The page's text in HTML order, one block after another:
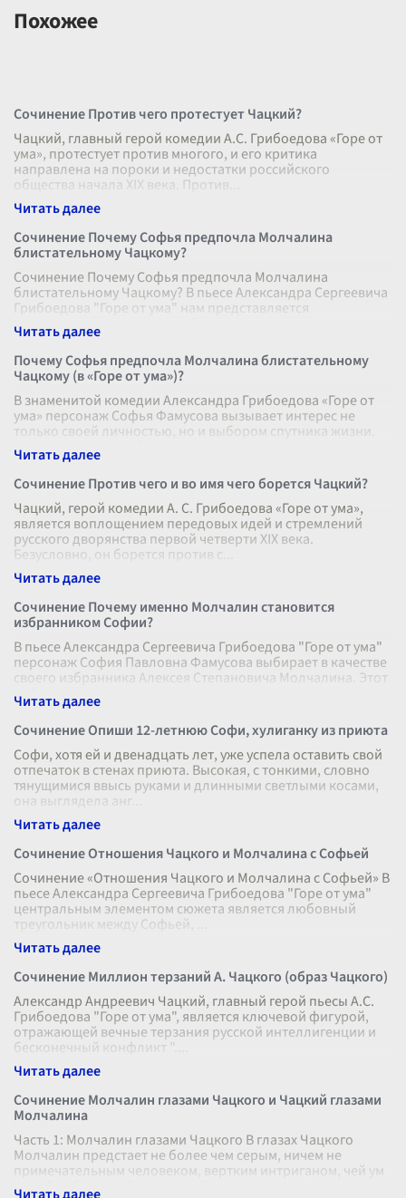
Похожее
Сочинение Против чего протестует Чацкий?
Чацкий, главный герой комедии А.С. Грибоедова «Горе от
ума», протестует против многого, и его критика
направлена на пороки и недостатки российского
общества начала XIX века. Против
Сочинение Почему Софья предпочла Молчалина
блистательному Чацкому?
Сочинение Почему Софья предпочла Молчалина
блистательному Чацкому? В пьесе Александра Сергеевича
Грибоедова "Горе от ума" нам представляется
захватывающая и многослойная драма, в
Почему Софья предпочла Молчалина блистательному
Чацкому (в «Горе от ума»)?
В знаменитой комедии Александра Грибоедова «Горе от
ума» персонаж Софья Фамусова вызывает интерес не
только своей личностью, но и выбором спутника жизни.
На протяжении всей пьесы н
Сочинение Против чего и во имя чего борется Чацкий?
Чацкий, герой комедии А. С. Грибоедова «Горе от ума»,
является воплощением передовых идей и стремлений
русского дворянства первой четверти XIX века.
Безусловно, он борется против с
Сочинение Почему именно Молчалин становится
избранником Софии?
В пьесе Александра Сергеевича Грибоедова "Горе от ума"
персонаж София Павловна Фамусова выбирает в качестве
своего избранника Алексея Степановича Молчалина. Этот
выбор может показа
Сочинение Опиши 12-летнюю Софи, хулиганку из приюта
Софи, хотя ей и двенадцать лет, уже успела оставить свой
отпечаток в стенах приюта. Высокая, с тонкими, словно
тянущимися ввысь руками и длинными светлыми косами,
она выглядела анг...
Сочинение Отношения Чацкого и Молчалина с Софьей
Сочинение «Отношения Чацкого и Молчалина с Софьей» В
пьесе Александра Сергеевича Грибоедова "Горе от ума"
центральным элементом сюжета является любовный
треугольник между Софьей,
Сочинение Миллион терзаний А. Чацкого (образ Чацкого)
Александр Андреевич Чацкий, главный герой пьесы А.С.
Грибоедова "Горе от ума", является ключевой фигурой,
отражающей вечные терзания русской интеллигенции и
бесконечный конфликт ".
Сочинение Молчалин глазами Чацкого и Чацкий глазами
Молчалина
Часть 1: Молчалин глазами Чацкого В глазах Чацкого
Молчалин предстает не более чем серым, ничем не
примечательным человеком, вертким интриганом, чей ум
подобен безликой, скользкой